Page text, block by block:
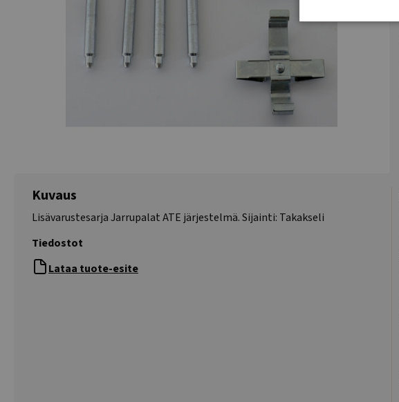
Kuvaus
Lisävarustesarja Jarrupalat ATE järjestelmä. Sijainti: Takakseli
Tiedostot
Lataa tuote-esite